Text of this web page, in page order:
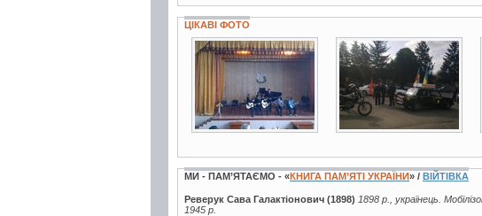
ЦІКАВІ ФОТО
3 фото 4 фото
МИ - ПАМ’ЯТАЄМО - «КНИГА ПАМ’ЯТІ УКРАЇНИ» / ВІЙТІВКА
Реверук Сава Галактіонович (1898) 1898 р., українець.
1945 р.